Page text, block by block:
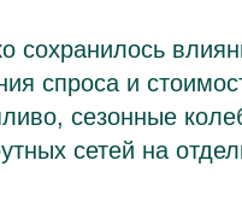
сохранилось
спроса и
сезонные
сетей на